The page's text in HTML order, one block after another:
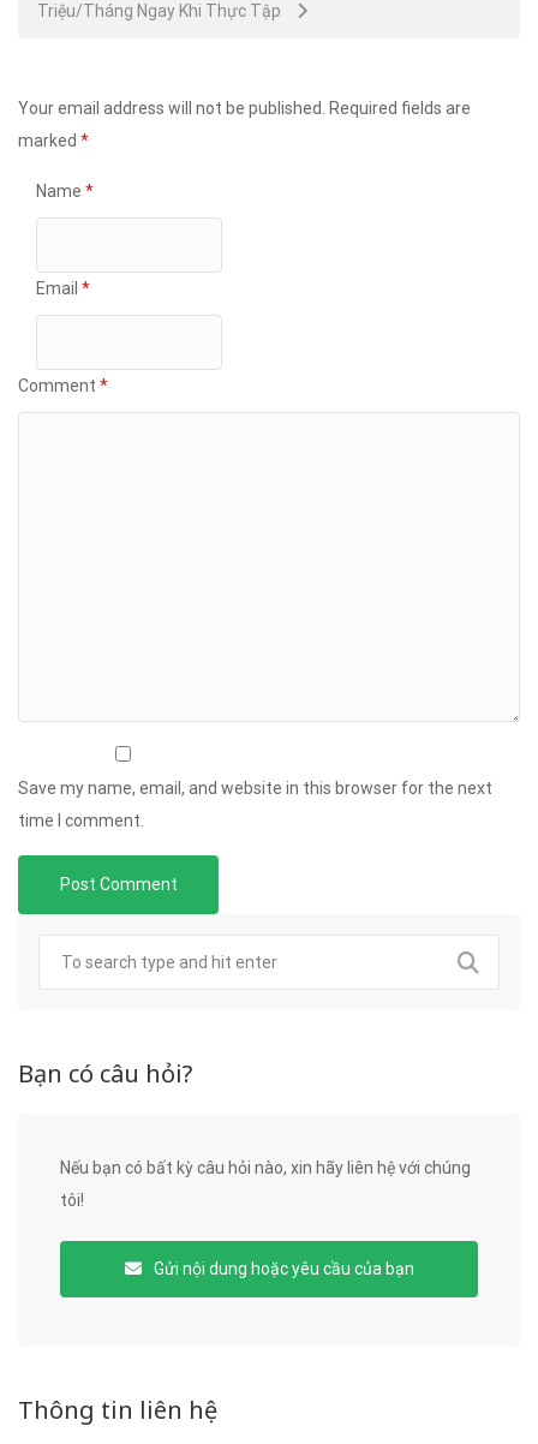
Triệu/Tháng Ngay Khi Thực Tập
Your email address will not be published.
Required fields are
marked *
Name *
Email *
Comment *
Save my name, email, and website in this browser for the next
time I comment.
Bạn có câu hỏi?
Nếu bạn có bất kỳ câu hỏi nào, xin hãy liên hệ với chúng
tôi!
Gửi nội dung hoặc yêu cầu của bạn
Thông tin liên hệ